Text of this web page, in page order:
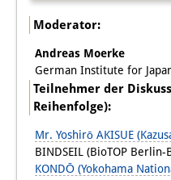
Moderator:
Andreas Moerke
German Institute for
Teilnehmer der
Reihenfolge):
Mr. Yoshirō AKISUE
BINDSEIL (BioTOP
KONDŌ (Yokohama